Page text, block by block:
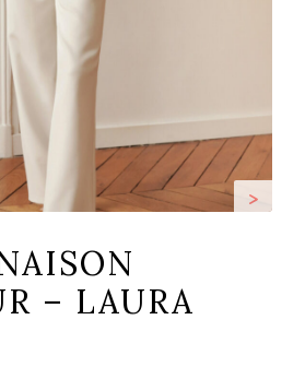
>
– LAURA